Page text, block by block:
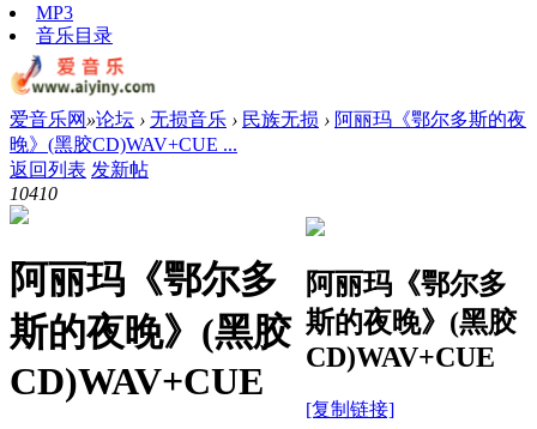
MP3
音乐目录
爱音乐网 »论坛 › 无损音乐 › 民族无损 › 阿丽玛《鄂尔多斯的夜
晚》(黑胶CD)WAV+CUE ...
返回列表 发新帖
10410
阿丽玛《鄂尔多
斯的夜晚》(黑胶
CD)WAV+CUE
阿丽玛《鄂尔多
斯的夜晚》(黑胶
CD)WAV+CUE
[复制链接]